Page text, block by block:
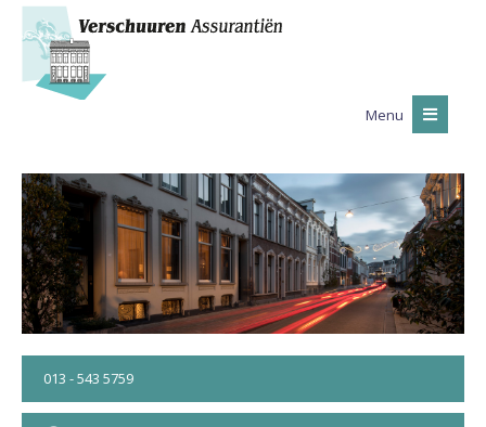
Menu
013 - 543 5759